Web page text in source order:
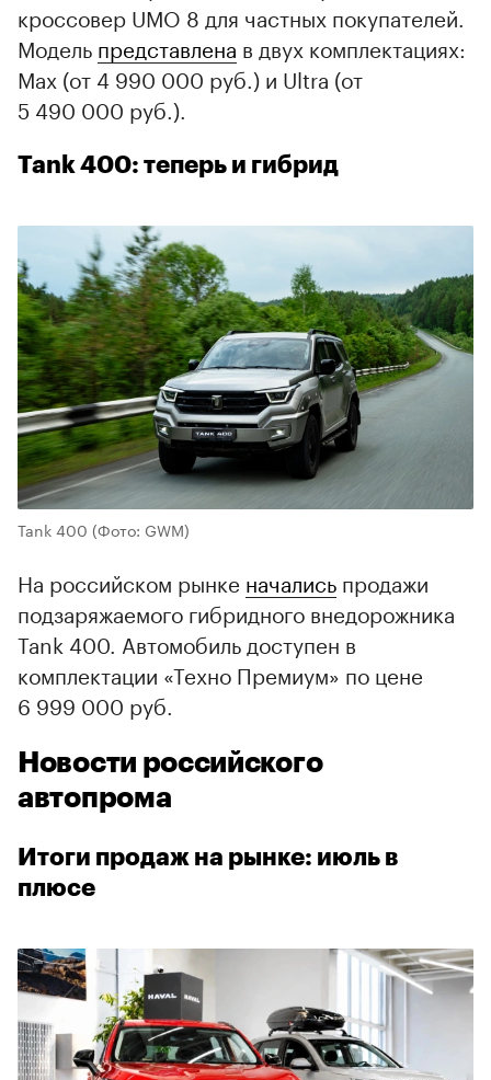
кроссовер UMO 8 для частных покупателей.
Модель представлена в двух комплектациях:
Max (от 4 990 000 руб.) и Ultra (от
5 490 000 руб.).
Tank 400: теперь и гибрид
Tank 400 (Фото: GWM)
На российском рынке начались продажи
подзаряжаемого гибридного внедорожника
Tank 400. Автомобиль доступен в
комплектации «Техно Премиум» по цене
6 999 000 руб.
Новости российского
автопрома
Итоги продаж на рынке: июль в
плюсе